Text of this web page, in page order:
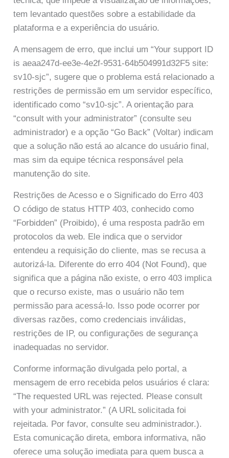
tem levantado questões sobre a estabilidade da
plataforma e a experiência do usuário.
A mensagem de erro, que inclui um “Your support ID
is aeaa247d-ee3e-4e2f-9531-64b504991d32F5 site:
sv10-sjc”, sugere que o problema está relacionado a
restrições de permissão em um servidor específico,
identificado como “sv10-sjc”. A orientação para
“consult with your administrator” (consulte seu
administrador) e a opção “Go Back” (Voltar) indicam
que a solução não está ao alcance do usuário final,
mas sim da equipe técnica responsável pela
manutenção do site.
Restrições de Acesso e o Significado do Erro 403
O código de status HTTP 403, conhecido como
“Forbidden” (Proibido), é uma resposta padrão em
protocolos da web. Ele indica que o servidor
entendeu a requisição do cliente, mas se recusa a
autorizá-la. Diferente do erro 404 (Not Found), que
significa que a página não existe, o erro 403 implica
que o recurso existe, mas o usuário não tem
permissão para acessá-lo. Isso pode ocorrer por
diversas razões, como credenciais inválidas,
restrições de IP, ou configurações de segurança
inadequadas no servidor.
Conforme informação divulgada pelo portal, a
mensagem de erro recebida pelos usuários é clara:
“The requested URL was rejected. Please consult
with your administrator.” (A URL solicitada foi
rejeitada. Por favor, consulte seu administrador.).
Esta comunicação direta, embora informativa, não
oferece uma solução imediata para quem busca a